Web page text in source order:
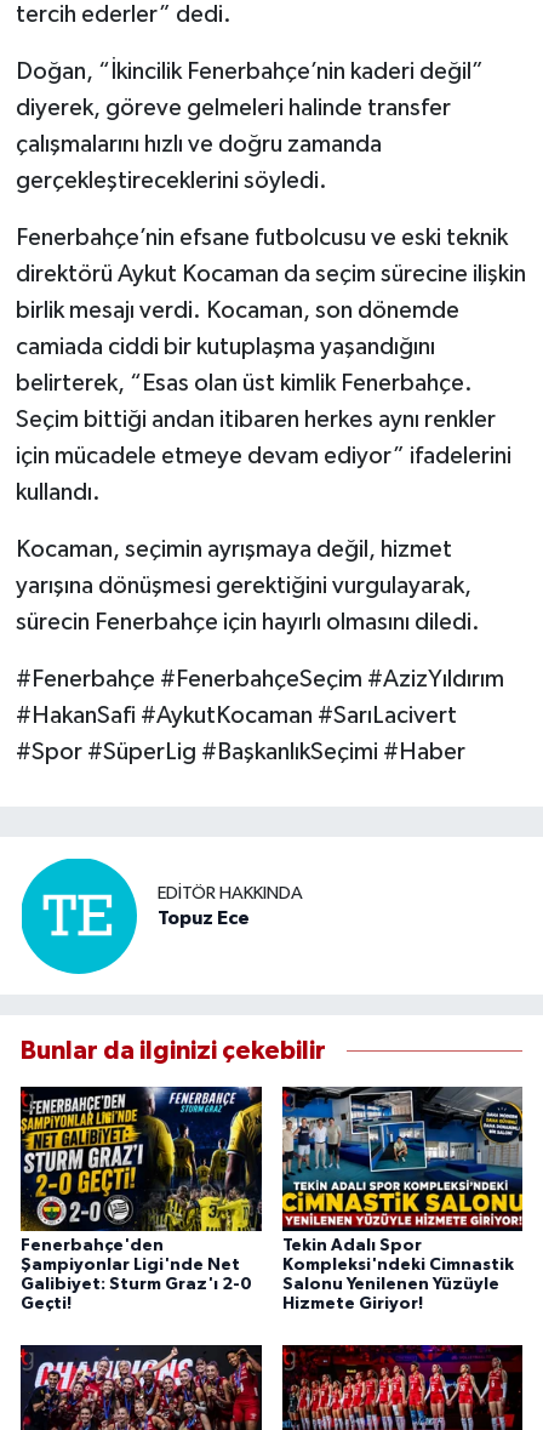
tercih ederler” dedi.
Doğan, “İkincilik Fenerbahçe’nin kaderi değil”
diyerek, göreve gelmeleri halinde transfer
çalışmalarını hızlı ve doğru zamanda
gerçekleştireceklerini söyledi.
Fenerbahçe’nin efsane futbolcusu ve eski teknik
direktörü Aykut Kocaman da seçim sürecine ilişkin
birlik mesajı verdi. Kocaman, son dönemde
camiada ciddi bir kutuplaşma yaşandığını
belirterek, “Esas olan üst kimlik Fenerbahçe.
Seçim bittiği andan itibaren herkes aynı renkler
için mücadele etmeye devam ediyor” ifadelerini
kullandı.
Kocaman, seçimin ayrışmaya değil, hizmet
yarışına dönüşmesi gerektiğini vurgulayarak,
sürecin Fenerbahçe için hayırlı olmasını diledi.
#Fenerbahçe #FenerbahçeSeçim #AzizYıldırım
#HakanSafi #AykutKocaman #SarıLacivert
#Spor #SüperLig #BaşkanlıkSeçimi #Haber
EDITÖR HAKKINDA
Topuz Ece
Bunlar da ilginizi çekebilir
Fenerbahçe'den
Şampiyonlar Ligi'nde Net
Galibiyet: Sturm Graz'ı 2-0
Geçti!
Tekin Adalı Spor
Kompleksi'ndeki Cimnastik
Salonu Yenilenen Yüzüyle
Hizmete Giriyor!